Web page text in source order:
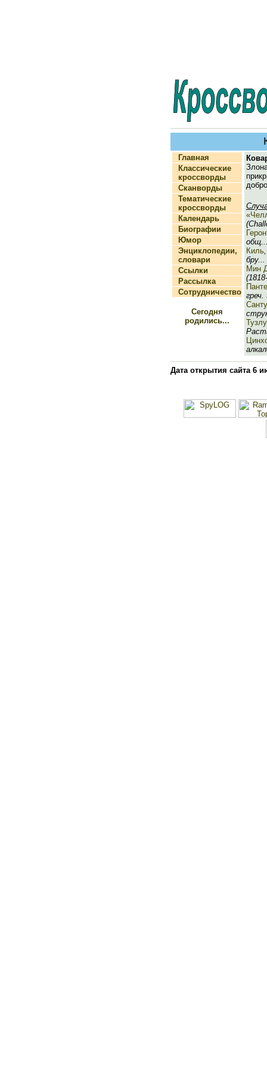
Главная
Классические
кроссворды
Сканворды
Тематические
кроссворды
Календарь
Биографии
Юмор
Энциклопедии,
словари
Ссылки
Рассылка
Сотрудничество
Сегодня
родились...
Киль
бру...
Мин
греч.
Дата открытия сайта 6